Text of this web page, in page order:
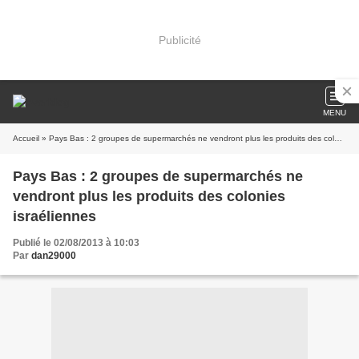
Publicité
MENU
Accueil » Pays Bas : 2 groupes de supermarchés ne vendront plus les produits des colonies israéliennes
Pays Bas : 2 groupes de supermarchés ne
vendront plus les produits des colonies
israéliennes
Publié le 02/08/2013 à 10:03
Par dan29000